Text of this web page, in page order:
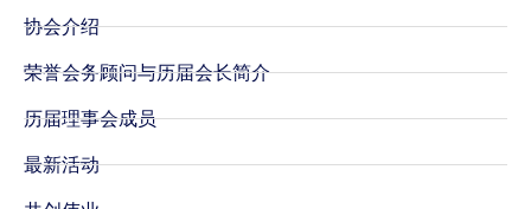
协会介绍
荣誉会务顾问与历届会长简介
历届理事会成员
最新活动